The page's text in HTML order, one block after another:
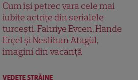
Cum își petrec vara cele mai
iubite actrițe din serialele
turcești. Fahriye Evcen, Hande
Erçel și Neslihan Atagül,
imagini din vacanță
VEDETE STRĂINE